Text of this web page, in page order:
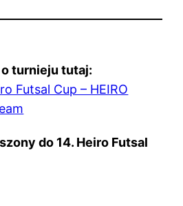
turnieju tutaj:
Futsal Cup – HEIRO
do 14. Heiro Futsal